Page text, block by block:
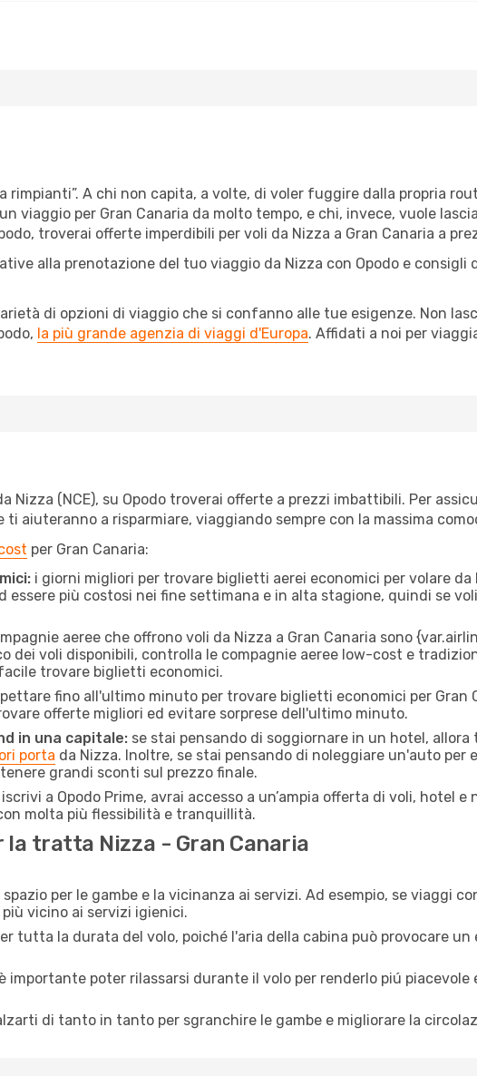
rimpianti”. A chi non capita, a volte, di voler fuggire dalla propria
viaggio per Gran Canaria da molto tempo, e chi, invece, vuole
troverai offerte imperdibili per voli da Nizza a Gran Canaria a
alla prenotazione del tuo viaggio da Nizza con Opodo e consigli
di opzioni di viaggio che si confanno alle tue esigenze. Non
la più grande agenzia di viaggi d'Europa. Affidati a noi per
Nizza (NCE), su Opodo troverai offerte a prezzi imbattibili. Per
aiuteranno a risparmiare, viaggiando sempre con la massima
per Gran Canaria:
i giorni migliori per trovare biglietti aerei economici per volare da
più costosi nei fine settimana e in alta stagione, quindi se
aeree che offrono voli da Nizza a Gran Canaria sono
dei voli disponibili, controlla le compagnie aeree low-cost e
trovare biglietti economici.
fino all'ultimo minuto per trovare biglietti economici per Gran
offerte migliori ed evitare sorprese dell'ultimo minuto.
in una capitale: se stai pensando di soggiornare in un hotel, allora
porta da Nizza. Inoltre, se stai pensando di noleggiare un'auto per
grandi sconti sul prezzo finale.
a Opodo Prime, avrai accesso a un’ampia offerta di voli, hotel e
molta più flessibilità e tranquillità.
tratta Nizza - Gran Canaria
per le gambe e la vicinanza ai servizi. Ad esempio, se viaggi
vicino ai servizi igienici.
tutta la durata del volo, poiché l'aria della cabina può provocare
è importante poter rilassarsi durante il volo per renderlo piú piacevole
di tanto in tanto per sgranchire le gambe e migliorare la